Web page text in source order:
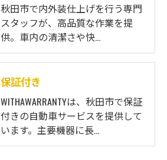
秋田市で内外装仕上げを行う専門
スタッフが、高品質な作業を提
供。車内の清潔さや快…
保証付き
WITHAWARRANTYは、秋田市で保証
付きの自動車サービスを提供して
います。主要機器に長…